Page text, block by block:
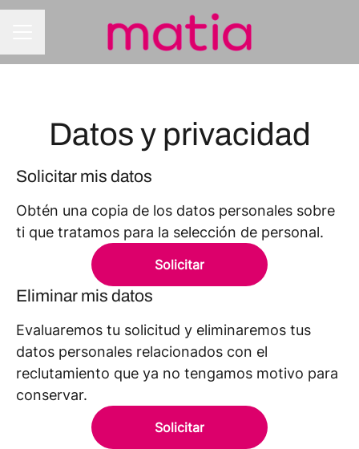
Datos y privacidad
Solicitar mis datos
Obtén una copia de los datos personales sobre
ti que tratamos para la selección de personal.
Solicitar
Eliminar mis datos
Evaluaremos tu solicitud y eliminaremos tus
datos personales relacionados con el
reclutamiento que ya no tengamos motivo para
conservar.
Solicitar